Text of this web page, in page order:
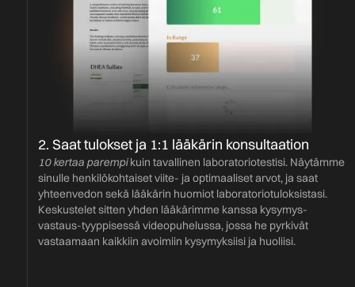
2. Saat tulokset ja 1:1 lääkärin konsultaation
10 kertaa parempikuin tavallinen laboratoriotestisi. Näytämme
sinulle henkilökohtaiset viite- ja optimaaliset arvot, ja saat
yhteenvedon sekä lääkärin huomiot laboratoriotuloksistasi.
Keskustelet sitten yhden lääkärimme kanssa kysymys-
vastaus-tyyppisessä videopuhelussa, jossa he pyrkivät
vastaamaan kaikkiin avoimiin kysymyksiisi ja huoliisi.